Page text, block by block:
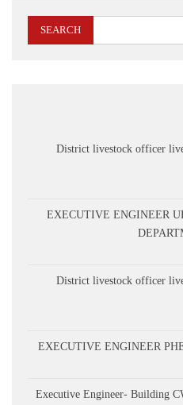
District livestock officer
EXECUTIVE ENGINEER
District livestock officer
EXECUTIVE ENGINEER
Executive Engineer- Building